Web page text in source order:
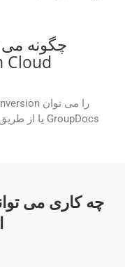
چگونه می
Cloud